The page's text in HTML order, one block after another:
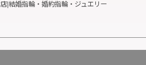
|結婚指輪・婚約指輪・ジュエリー